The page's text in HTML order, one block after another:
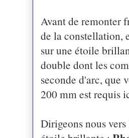
Avant de remonter
de la constellation,
sur une étoile
double dont les
seconde d'arc, que
200 mm est requis
Dirigeons nous